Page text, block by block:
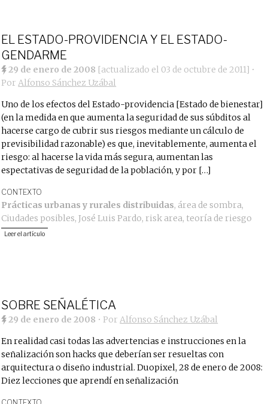
EL ESTADO-PROVIDENCIA Y EL ESTADO-
GENDARME
29 de enero de 2008 [actualizado el 03 de octubre de 2011] •
PorAlfonso Sánchez Uzábal
Uno de los efectos del Estado-providencia [Estado de bienestar]
(en la medida en que aumenta la seguridad de sus súbditos al
hacerse cargo de cubrir sus riesgos mediante un cálculo de
previsibilidad razonable) es que, inevitablemente, aumenta el
riesgo: al hacerse la vida más segura, aumentan las
espectativas de seguridad de la población, y por […]
CONTEXTO
Prácticas urbanas y rurales distribuidas, área de sombra,
Ciudades posibles,José Luis Pardo, risk area, teoría de riesgo
Leer el artículo
SOBRE SEÑALÉTICA
29 de enero de 2008 • PorAlfonso Sánchez Uzábal
En realidad casi todas las advertencias e instrucciones en la
señalización son hacks que deberían ser resueltas con
arquitectura o diseño industrial. Duopixel, 28 de enero de 2008:
Diez lecciones que aprendí en señalización